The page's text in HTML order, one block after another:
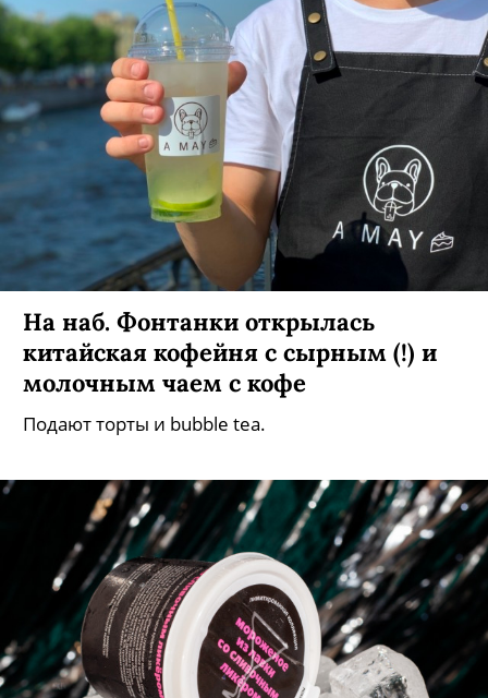
На наб. Фонтанки открылась
китайская кофейня с сырным (!) и
молочным чаем с кофе